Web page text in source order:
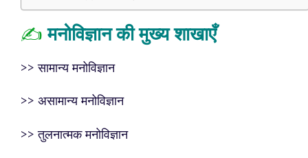
✍️मनोविज्ञान की मुख्य शाखाएँ
>> सामान्य मनोविज्ञान
>> असामान्य मनोविज्ञान
>> तुलनात्मक मनोविज्ञान